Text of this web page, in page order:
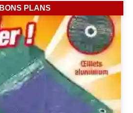
BONS PLANS